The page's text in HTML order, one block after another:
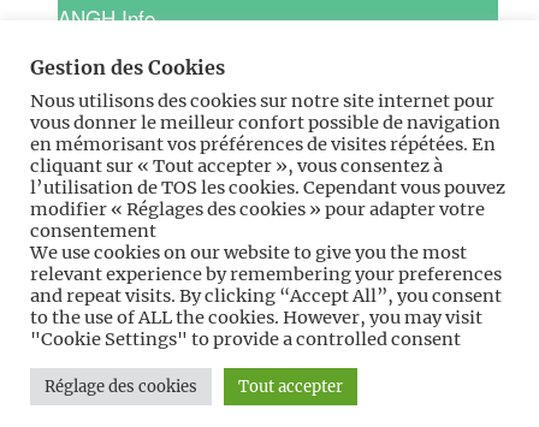
ANGH Info
Recherche clinique
le
sous-
menu
Pratique
ouvrir
le
sous-
menu
Professionnel
ouvrir
le
menu
Espace ANGH-GIFE
ouvrir
le
sous-
menu
AccueilANGH ANGH
+
Congrès
de
Publications
Recherche
clinique
Pratique
Gestion des Cookies
Nous utilisons des cookies sur notre site internet pour
vous donner le meilleur confort possible de navigation
en mémorisant vos préférences de visites répétées. En
cliquant sur « Tout accepter », vous consentez à
l’utilisation de TOS les cookies. Cependant vous pouvez
modifier « Réglages des cookies » pour adapter votre
consentement
We use cookies on our website to give you the most
relevant experience by remembering your preferences
and repeat visits. By clicking “Accept All”, you consent
to the use of ALL the cookies. However, you may visit
"Cookie Settings" to provide a controlled consent
Réglage des cookies Tout accepter